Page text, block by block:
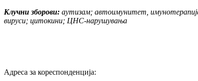
Клучни зборови: аутизам; автоимунитет,
вируси; цитокини; ЦНС-нарушувања
Адреса за кореспонденција: